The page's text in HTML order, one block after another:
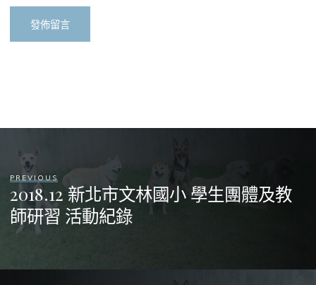
PREVIOUS
2018.12 新北市文林國小 學生團體及教
師研習 活動紀錄